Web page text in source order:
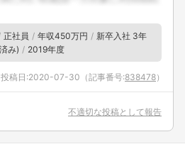
正社員 年収450万円
新卒入社 3年
み)
2019年度
投稿日:2020-07-30 （記事番号:838478）
不適切な投稿として報告